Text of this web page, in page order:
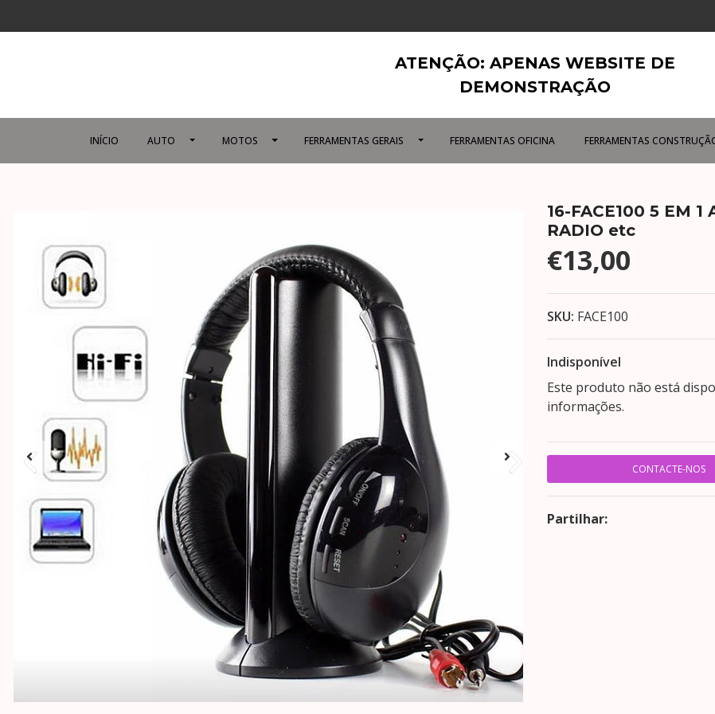
ATENÇÃO: APENAS WEBSITE DE
DEMONSTRAÇÃO
INÍCIO AUTO MOTOS FERRAMENTAS GERAIS FERRAMENTAS OFICINA FERRAMENTAS
16-FACE100 5 EM 1
RADIO etc
€13,00
SKU: FACE100
Indisponível
Este produto não está
informações.
CONTACTE-NOS
Partilhar: